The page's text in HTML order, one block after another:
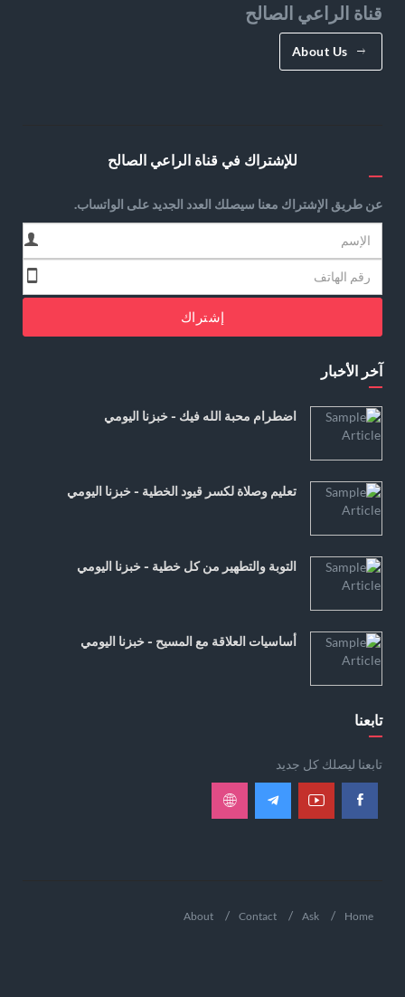
قناة الراعي الصالح
About Us
للإشتراك في قناة الراعي الصالح
عن طريق الإشتراك معنا سيصلك العدد الجديد على الواتساب.
إشتراك
آخر الأخبار
اضطرام محبة الله فيك - خبزنا اليومي
تعليم وصلاة لكسر قيود الخطية - خبزنا اليومي
التوبة والتطهير من كل خطية - خبزنا اليومي
أساسيات العلاقة مع المسيح - خبزنا اليومي
تابعنا
تابعنا ليصلك كل جديد
Home
Ask
Contact
About